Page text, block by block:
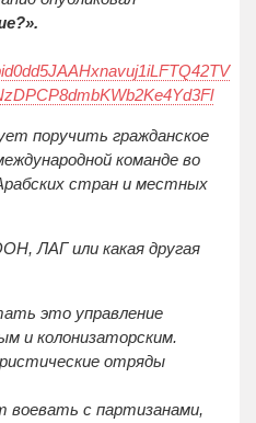
поручить гражданское
команде во
стран и местных
ЛАГ или какая другая
это управление
и колонизаторским.
отряды
воевать с партизанами,